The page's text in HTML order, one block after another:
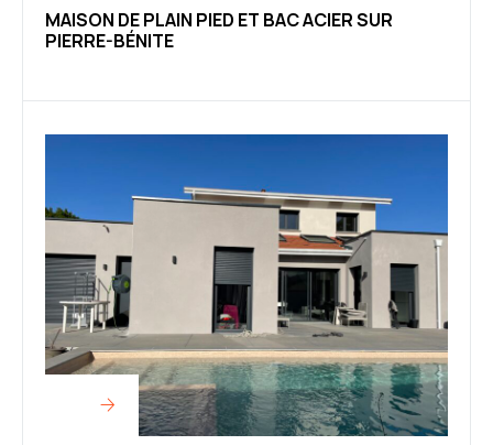
MAISON DE PLAIN PIED ET BAC ACIER SUR
PIERRE-BÉNITE